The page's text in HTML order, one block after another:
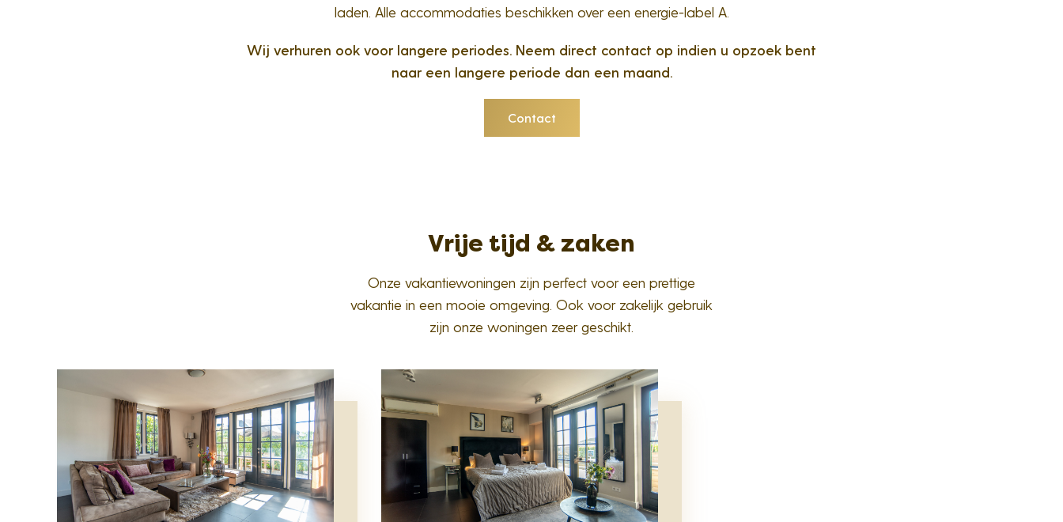
laden. Alle accommodaties beschikken over een energie-label A.
Wij verhuren ook voor langere periodes. Neem direct contact op indien u opzoek bent
naar een langere periode dan een maand.
Contact
Vrije tijd & zaken
Onze vakantiewoningen zijn perfect voor een prettige
vakantie in een mooie omgeving. Ook voor zakelijk gebruik
zijn onze woningen zeer geschikt.